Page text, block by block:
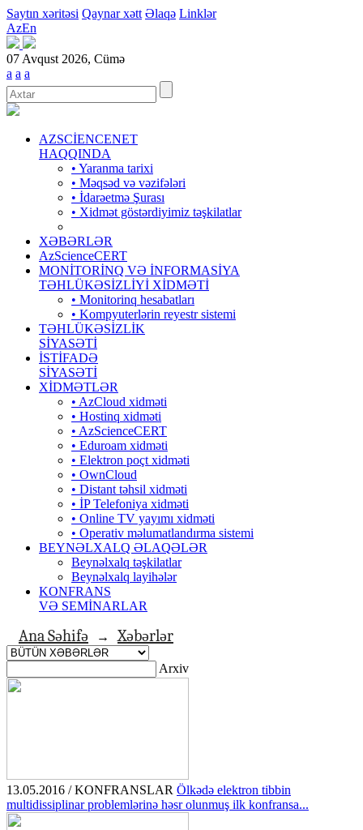
Saytın xəritəsi Qaynar xətt Əlaqə Linklər
AzEn
07 Avqust 2026, Cümə
a a a
AZSCİENCENET
HAQQINDA
• Yaranma tarixi
• Məqsəd və vəzifələri
• İdarəetmə Şurası
• Xidmət göstərdiyimiz təşkilatlar
XƏBƏRLƏR
AzScienceCERT
MONİTORİNQ VƏ İNFORMASİYA
TƏHLÜKƏSİZLİYİ XİDMƏTİ
• Monitorinq hesabatları
• Kompyuterlərin reyestr sistemi
TƏHLÜKƏSİZLİK
SİYASƏTİ
İSTİFADƏ
SİYASƏTİ
XİDMƏTLƏR
• AzCloud xidməti
• Hostinq xidməti
• AzScienceCERT
• Eduroam xidməti
• Elektron poçt xidməti
• OwnCloud
• Distant təhsil xidməti
• İP Telefoniya xidməti
• Оnline TV yayımı xidməti
• Operativ məlumatlandırma sistemi
BEYNƏLXALQ ƏLAQƏLƏR
Beynəlxalq təşkilatlar
Beynəlxalq layihələr
KONFRANS
VƏ SEMİNARLAR
Ana Səhifə → Xəbərlər
Arxiv
13.05.2016 / KONFRANSLAR Ölkədə elektron tibbin
multidissiplinar problemlərinə həsr olunmuş ilk konfransa...